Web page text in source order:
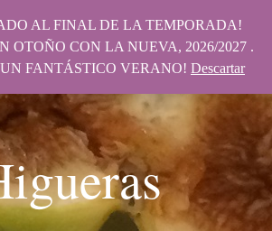
AL FINAL DE LA TEMPORADA!
OTOÑO CON LA NUEVA, 2026/2027 .
FANTÁSTICO VERANO! Descartar